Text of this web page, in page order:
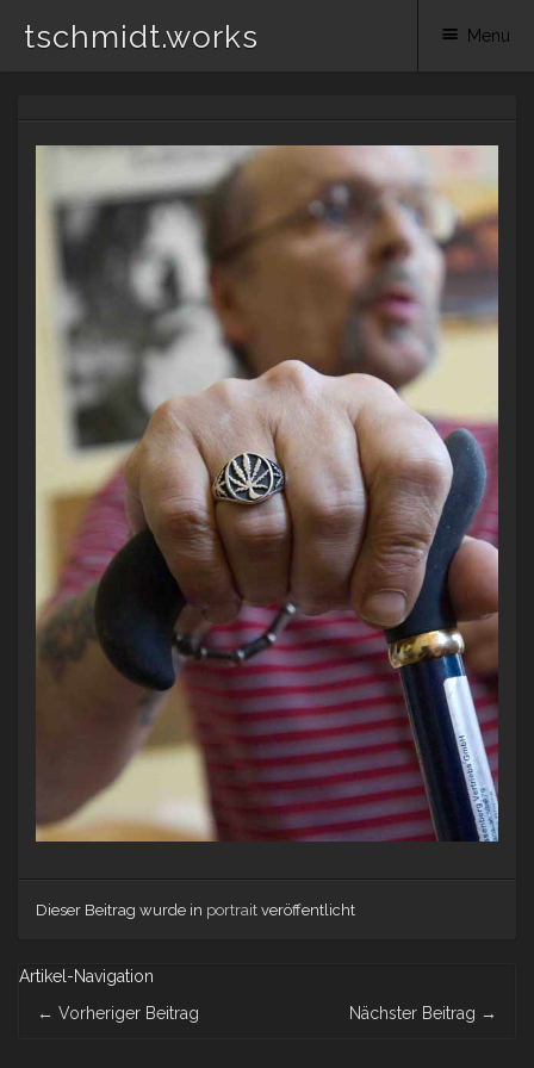
tschmidt.works Menu
content
Dieser Beitrag wurde in portrait veröffentlicht
Artikel-Navigation
← Vorheriger Beitrag Nächster Beitrag →